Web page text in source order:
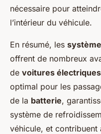
nécessaire pour
l’intérieur du véhicule.
En résumé, les
offrent de nombreux
de voitures électriques
optimal pour les
de la batterie,
système de
véhicule, et contribuent